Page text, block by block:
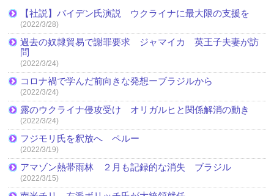
【社説】バイデン氏演説 ウクライナに最大限の支援を
(2022/3/28)
過去の奴隷貿易で謝罪要求 ジャマイカ 英王子夫妻が訪
問
(2022/3/24)
コロナ禍で学んだ前向きな発想ーブラジルから
(2022/3/24)
露のウクライナ侵攻受け オリガルヒと関係解消の動き
(2022/3/24)
フジモリ氏を釈放へ ペルー
(2022/3/19)
アマゾン熱帯雨林 ２月も記録的な消失 ブラジル
(2022/3/15)